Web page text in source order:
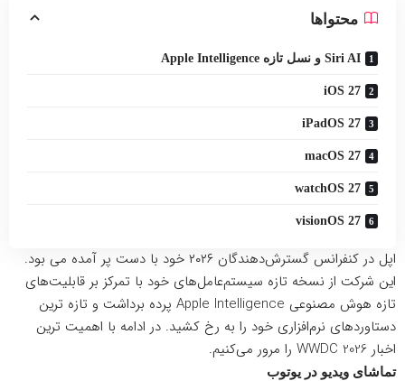
محتواها
Siri AI و نسل تازه Apple Intelligence
iOS 27
iPadOS 27
macOS 27
watchOS 27
visionOS 27
اپل در کنفرانس گسترش‌دهندگان ۲۰۲۶ خود با دست پر آمده می بود.
این شرکت از نسخه تازه سیستم‌عامل‌های خود با تمرکز بر قابلیت‌های
تازه هوش مصنوعی Apple Intelligence پرده برداشت و تازه ترین
دستاوردهای نرم‌افزاری خود را به رخ کشید. در ادامه با اهمیت ترین
اخبار WWDC 2026 را مرور می‌کنیم.
تماشای ویدیو در یوتوب